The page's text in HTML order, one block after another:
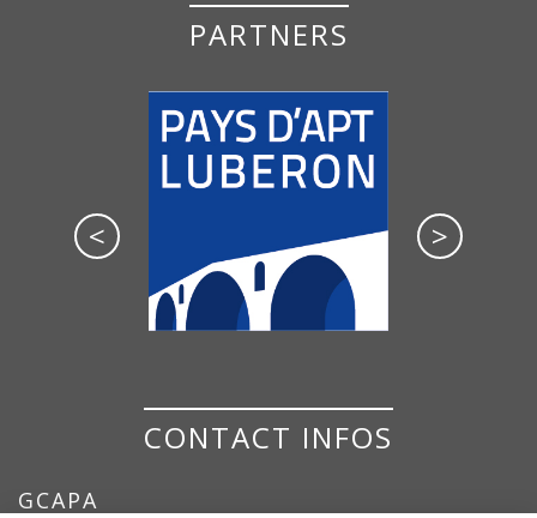
PARTNERS
< >
CONTACT INFOS
GCAPA